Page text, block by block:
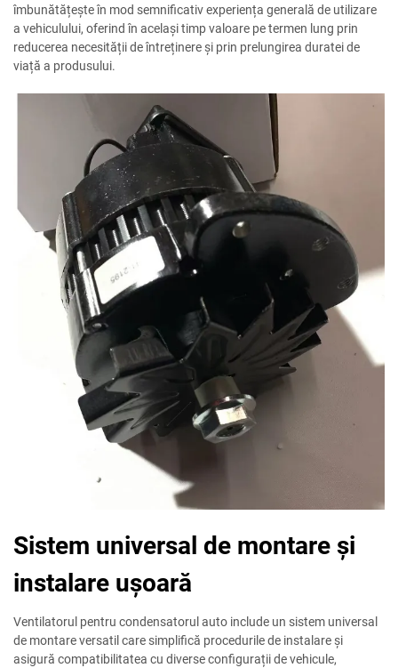
îmbunătățește în mod semnificativ experiența generală de utilizare
a vehiculului, oferind în același timp valoare pe termen lung prin
reducerea necesității de întreținere și prin prelungirea duratei de
viață a produsului.
Sistem universal de montare și
instalare ușoară
Ventilatorul pentru condensatorul auto include un sistem universal
de montare versatil care simplifică procedurile de instalare și
asigură compatibilitatea cu diverse configurații de vehicule,